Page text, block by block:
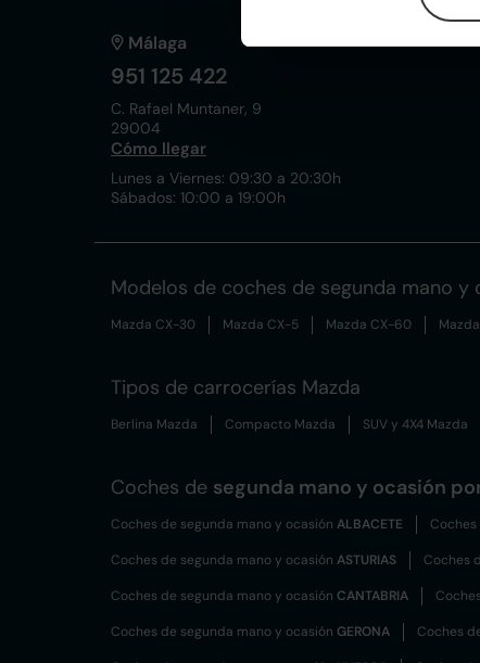
Málaga
951 125 422
C. Rafael Muntaner, 9
29004
Cómo llegar
Lunes a Viernes: 09:30 a 20:30h
Sábados: 10:00 a 19:00h
Modelos de coches de segunda mano y
Mazda CX-30 Mazda CX-5 Mazda CX-60
Tipos de carrocerías Mazda
Berlina Mazda Compacto Mazda SUV y 4X4 Mazda
Coches de segunda mano y ocasión
Coches de segunda mano y ocasión ALBACETE
Coches de segunda mano y ocasión ASTURIAS Coches
Coches de segunda mano y ocasión CANTABRIA
Coches de segunda mano y ocasión GERONA Coches